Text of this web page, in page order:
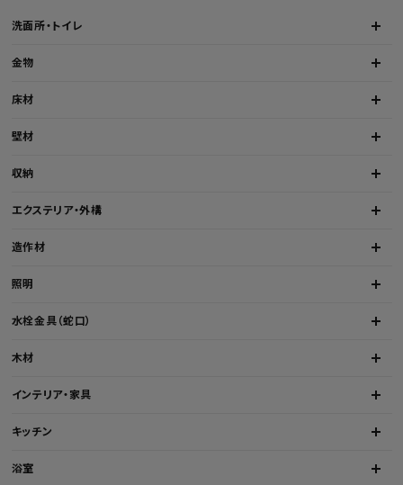
洗面所・トイレ
金物
床材
壁材
収納
エクステリア・外構
造作材
照明
水栓金具（蛇口）
木材
インテリア・家具
キッチン
浴室